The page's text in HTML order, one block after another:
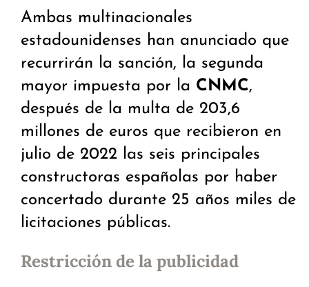
Ambas multinacionales
estadounidenses han anunciado que
recurrirán la sanción, la segunda
mayor impuesta por la CNMC,
después de la multa de 203,6
millones de euros que recibieron en
julio de 2022 las seis principales
constructoras españolas por haber
concertado durante 25 años miles de
licitaciones públicas.
Restricción de la publicidad